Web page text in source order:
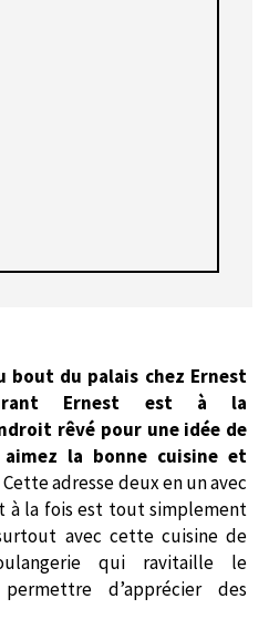
bout du palais chez Ernest
Ernest est à la
rêvé pour une idée de
la bonne cuisine et
Cette adresse deux en un avec
à la fois est tout simplement
avec cette cuisine de
qui ravitaille le
d’apprécier des